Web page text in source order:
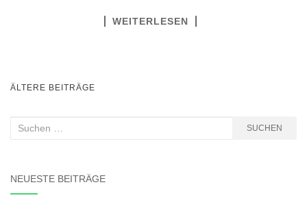
WEITERLESEN
BEITRAGSNAVIGATION
ÄLTERE BEITRÄGE
Suchen
SUCHEN
NEUESTE BEITRÄGE